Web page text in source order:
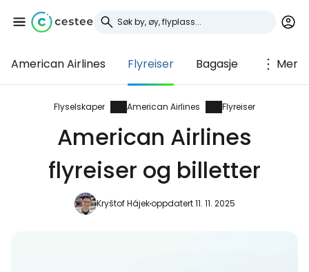
American Airlines Flyreiser Bagasje Mer
Flyselskaper American Airlines Flyreiser
American Airlines
flyreiser og billetter
Kryštof Hájekoppdatert 11. 11. 2025
Logg inn på Cestee
... det verdensomspennende
reisefellesskapet
Fortsett med Google